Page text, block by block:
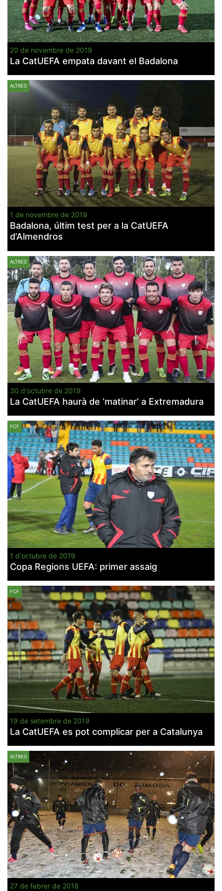
20 de novembre de 2019
La CatUEFA empata davant el Badalona
ALTRES
1 de novembre de 2019
Badalona, últim test per a la CatUEFA
d’Almendros
ALTRES
30 d'octubre de 2019
La CatUEFA haurà de ‘matinar’ a Extremadura
FCF
1 d'octubre de 2019
Copa Regions UEFA: primer assaig
FCF
19 de setembre de 2019
La CatUEFA es pot complicar per a Catalunya
ALTRES
27 de febrer de 2018